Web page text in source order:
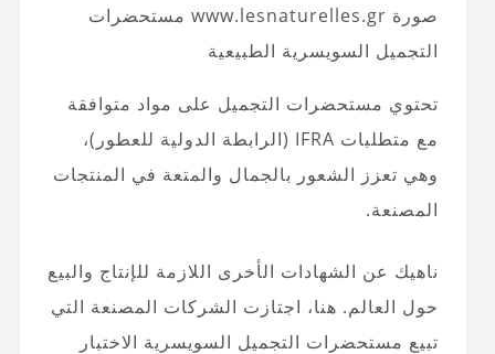
صورة www.lesnaturelles.gr مستحضرات
التجميل السويسرية الطبيعية
تحتوي مستحضرات التجميل على مواد متوافقة
مع متطلبات IFRA (الرابطة الدولية للعطور)،
وهي تعزز الشعور بالجمال والمتعة في المنتجات
المصنعة.
ناهيك عن الشهادات الأخرى اللازمة للإنتاج والبيع
حول العالم. هنا، اجتازت الشركات المصنعة التي
تبيع مستحضرات التجميل السويسرية الاختبار